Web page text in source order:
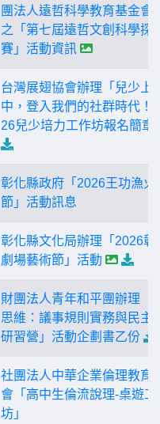
團法人遠哲科學教育基金會
之「第七屆遠哲文創科學探
賽」活動資訊
台灣展翅協會辦理「兒少上
中，登入我們的社群時代！
26兒少培力工作坊報名簡章
彰化縣政府「2026王功漁火
節」活動訊息
彰化縣文化局辦理「2026彰
劇場藝術節」活動
財團法人青年和平團辦理「
思維：議事規則實務與民主
研習營」活動企劃書乙份
社團法人中華企業倫理教育
會「高中生倫流說理-桌遊工
坊」